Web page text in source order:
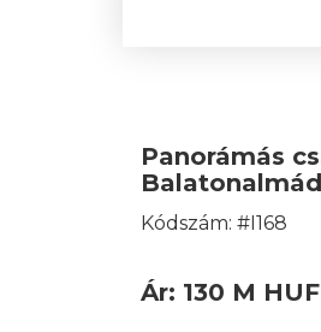
Panorámás
Kódszám: #I168
Ár: 130 M HUF